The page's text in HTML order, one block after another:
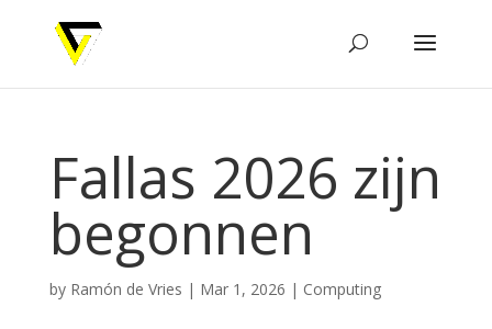
Fallas 2026 zijn
begonnen
by Ramón de Vries | Mar 1, 2026 | Computing